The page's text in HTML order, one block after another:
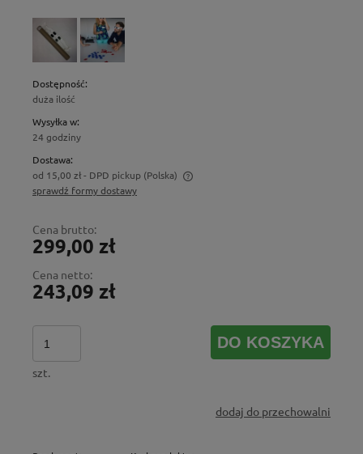
Dostępność:
duża ilość
Wysyłka w:
24 godziny
Dostawa:
od 15,00 zł- DPD pickup (Polska)
Cena nie zawiera ewentualnych kosztów płatności
sprawdź formy dostawy
Cena brutto:
299,00 zł
Cena netto:
243,09 zł
szt.
DO KOSZYKA
dodaj do przechowalni